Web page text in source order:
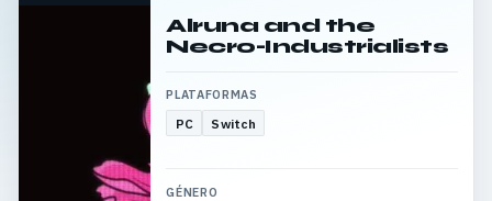
Alruna and the
Necro-Industrialists
PLATAFORMAS
PC Switch
GÉNERO